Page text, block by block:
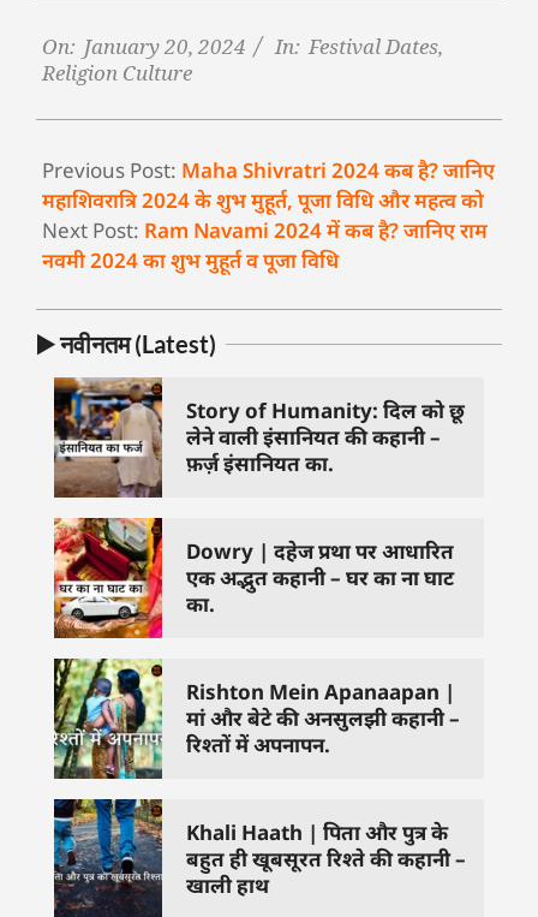
On: January 20, 2024 In: Festival Dates,
Religion Culture
Previous Post: Maha Shivratri 2024 कब है? जानिए
महाशिवरात्रि 2024 के शुभ मुहूर्त, पूजा विधि और महत्व को
Next Post: Ram Navami 2024 में कब है? जानिए राम
नवमी 2024 का शुभ मुहूर्त व पूजा विधि
▶️ नवीनतम (Latest)
Story of Humanity: दिल को छू
लेने वाली इंसानियत की कहानी –
फ़र्ज़ इंसानियत का.
Dowry | दहेज प्रथा पर आधारित
एक अद्भुत कहानी – घर का ना घाट
का.
Rishton Mein Apanaapan |
मां और बेटे की अनसुलझी कहानी –
रिश्तों में अपनापन.
Khali Haath | पिता और पुत्र के
बहुत ही खूबसूरत रिश्ते की कहानी –
खाली हाथ